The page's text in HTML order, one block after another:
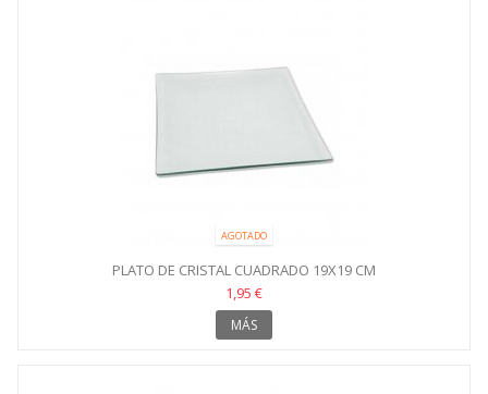
AGOTADO
PLATO DE CRISTAL CUADRADO 19X19 CM
1,95 €
MÁS